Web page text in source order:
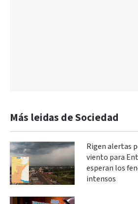
Más leidas de Sociedad
Rigen alertas
viento para
esperan los
intensos